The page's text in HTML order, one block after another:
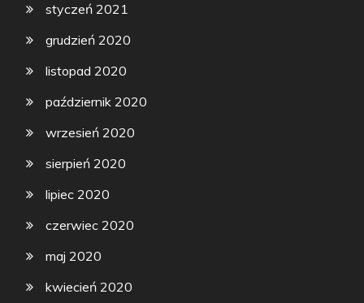
styczeń 2021
grudzień 2020
listopad 2020
październik 2020
wrzesień 2020
sierpień 2020
lipiec 2020
czerwiec 2020
maj 2020
kwiecień 2020